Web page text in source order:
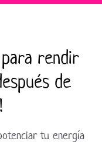
rendir
de
tu energía